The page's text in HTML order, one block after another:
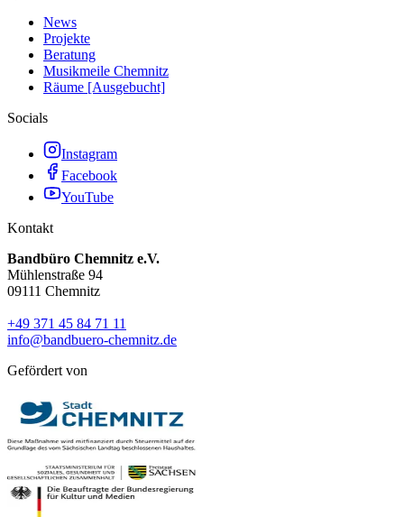
News
Projekte
Beratung
Musikmeile Chemnitz
Räume [Ausgebucht]
Socials
Instagram
Facebook
YouTube
Kontakt
Bandbüro Chemnitz e.V.
Mühlenstraße 94
09111 Chemnitz
+49 371 45 84 71 11
info@bandbuero-chemnitz.de
Gefördert von